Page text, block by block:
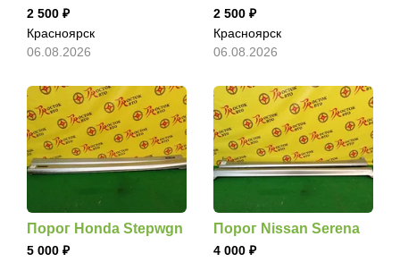
2 500
Красноярск
06.08.2026
2 500
Красноярск
06.08.2026
Порог Honda Stepwgn
5 000
Порог Nissan Serena
4 000